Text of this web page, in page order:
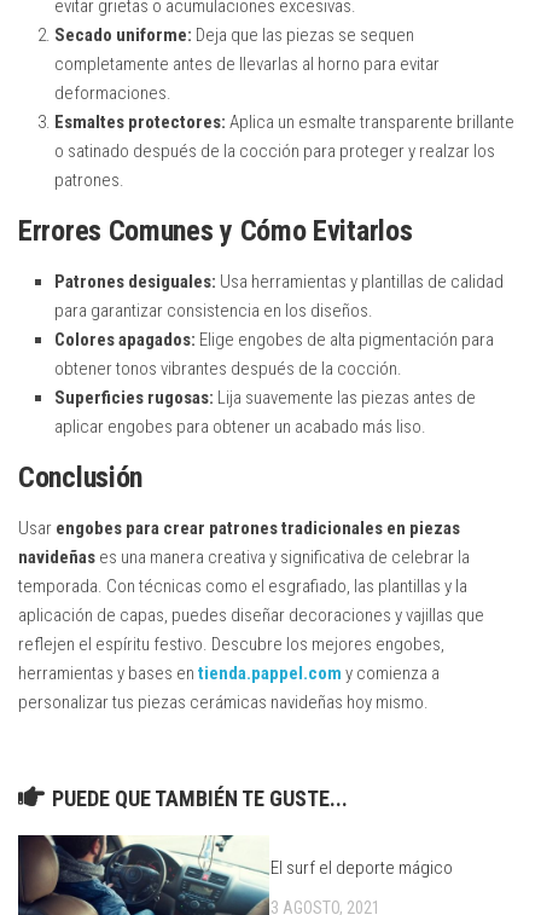
evitar grietas o acumulaciones excesivas.
Secado uniforme: Deja que las piezas se sequen
completamente antes de llevarlas al horno para evitar
deformaciones.
Esmaltes protectores: Aplica un esmalte transparente brillante
o satinado después de la cocción para proteger y realzar los
patrones.
Errores Comunes y Cómo Evitarlos
Patrones desiguales: Usa herramientas y plantillas de calidad
para garantizar consistencia en los diseños.
Colores apagados: Elige engobes de alta pigmentación para
obtener tonos vibrantes después de la cocción.
Superficies rugosas: Lija suavemente las piezas antes de
aplicar engobes para obtener un acabado más liso.
Conclusión
Usar engobes para crear patrones tradicionales en piezas
navideñas es una manera creativa y significativa de celebrar la
temporada. Con técnicas como el esgrafiado, las plantillas y la
aplicación de capas, puedes diseñar decoraciones y vajillas que
reflejen el espíritu festivo. Descubre los mejores engobes,
herramientas y bases en tienda.pappel.com y comienza a
personalizar tus piezas cerámicas navideñas hoy mismo.
PUEDE QUE TAMBIÉN TE GUSTE...
El surf el deporte mágico
3 AGOSTO, 2021